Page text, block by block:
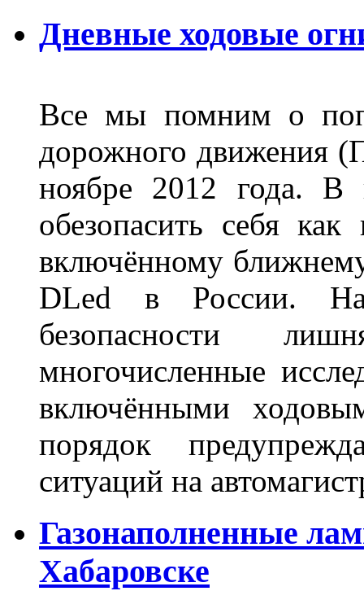
Дневные ходовые
Все мы помним о
дорожного движения
ноябре 2012 года.
обезопасить себя
включённому
DLed в России.
безопасности
многочисленные
включёнными
порядок
ситуаций на
Газонаполненные
Хабаровске